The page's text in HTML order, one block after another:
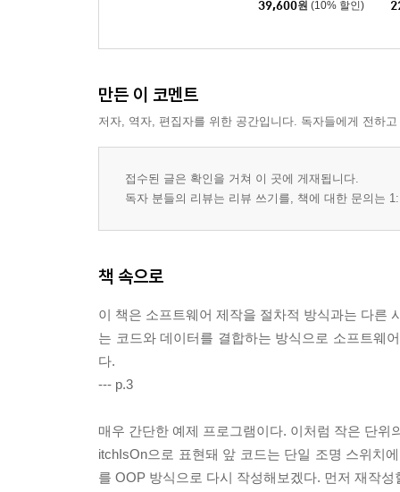
39,600원 (10% 할인)
만든 이 코멘트
저자, 역자, 편집자를 위한 공간입니다. 독자들에게 전하
접수된 글은 확인을 거쳐 이 곳에 게재됩니다.
독자 분들의 리뷰는 리뷰 쓰기를, 책에 대한 문의는
책 속으로
이 책은 소프트웨어 제작을 절차적 방식과는 다른
는 코드와 데이터를 결합하는 방식으로 소프트웨
다.
--- p.3
매우 간단한 예제 프로그램이다. 이처럼 작은 단
itchIsOn으로 표현돼 앞 코드는 단일 조명 스위치
를 OOP 방식으로 다시 작성해보겠다. 먼저 재작